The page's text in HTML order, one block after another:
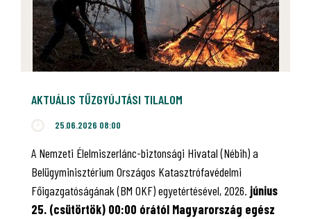
AKTUÁLIS TŰZGYÚJTÁSI TILALOM
25.06.2026 08:00
A Nemzeti Élelmiszerlánc-biztonsági Hivatal (Nébih) a
Belügyminisztérium Országos Katasztrófavédelmi
Főigazgatóságának (BM OKF) egyetértésével, 2026. június
25. (csütörtök) 00:00 órától Magyarország egész